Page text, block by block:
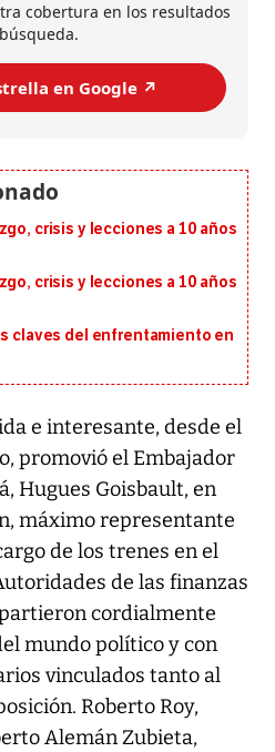
cobertura en los resultados
en Google ↗️
crisis y lecciones a 10 años
crisis y lecciones a 10 años
claves del enfrentamiento en
e interesante, desde el
promovió el Embajador
Hugues Goisbault, en
máximo representante
de los trenes en el
de las finanzas
cordialmente
mundo político y con
vinculados tanto al
Roberto Roy,
Alemán Zubieta,